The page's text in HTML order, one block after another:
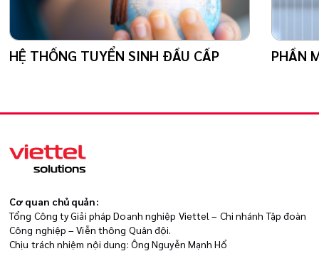
HỆ THỐNG TUYỂN SINH ĐẦU CẤP PHẦN
Cơ quan chủ quản:
Tổng Công ty Giải pháp Doanh nghiệp Viettel – Chi nhánh Tập đoàn
Công nghiệp – Viễn thông Quân đội.
Chịu trách nhiệm nội dung: Ông Nguyễn Mạnh Hổ